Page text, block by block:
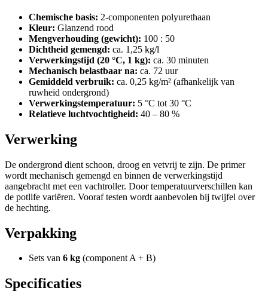
Chemische basis: 2-componenten polyurethaan
Kleur: Glanzend rood
Mengverhouding (gewicht): 100 : 50
Dichtheid gemengd: ca. 1,25 kg/l
Verwerkingstijd (20 °C, 1 kg): ca. 30 minuten
Mechanisch belastbaar na: ca. 72 uur
Gemiddeld verbruik: ca. 0,25 kg/m² (afhankelijk van
ruwheid ondergrond)
Verwerkingstemperatuur: 5 °C tot 30 °C
Relatieve luchtvochtigheid: 40 – 80 %
Verwerking
De ondergrond dient schoon, droog en vetvrij te zijn. De primer
wordt mechanisch gemengd en binnen de verwerkingstijd
aangebracht met een vachtroller. Door temperatuurverschillen kan
de potlife variëren. Vooraf testen wordt aanbevolen bij twijfel over
de hechting.
Verpakking
Sets van 6 kg (component A + B)
Specificaties